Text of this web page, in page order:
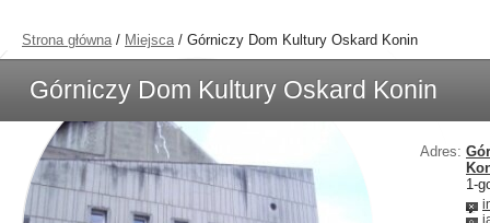
Strona główna/ Miejsca/ Górniczy Dom Kultury Oskard Konin
Górniczy Dom Kultury Oskard Konin
Adres:
1-